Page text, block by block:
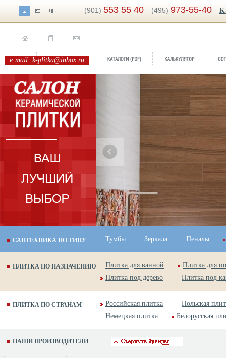
(901) 553 55 40 (495) 973-55-40
e:mail: k-plitka@inbox.ru
Бренд:Air
Lasselsberger/Rako
САНТЕХНИКА ПО ТИПУ Тумбы Зеркала Пеналы
ПЛИТКА ПО НАЗНАЧЕНИЮ Плитка для ванной
Плитка для
Плитка под дерево
Плитка под
ПЛИТКА ПО СТРАНАМ Российская плитка
Польская
Немецкая плитка
Белорусская
НАШИ ПРОИЗВОДИТЕЛИ